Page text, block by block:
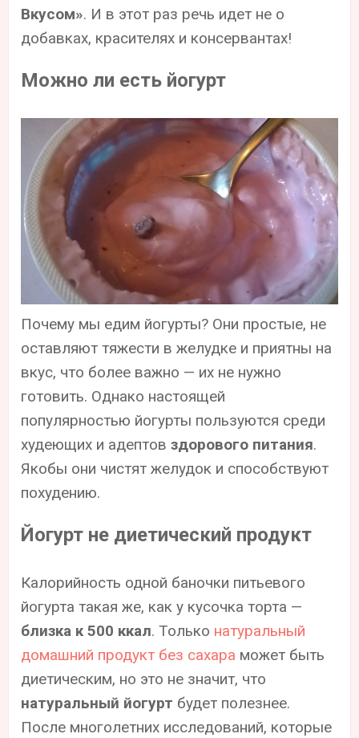
Вкусом». И в этот раз речь идет не о
добавках, красителях и консервантах!
Можно ли есть йогурт
Почему мы едим йогурты? Они простые, не
оставляют тяжести в желудке и приятны на
вкус, что более важно — их не нужно
готовить. Однако настоящей
популярностью йогурты пользуются среди
худеющих и адептовздорового питания.
Якобы они чистят желудок и способствуют
похудению.
Йогурт не диетический продукт
Калорийность одной баночки питьевого
йогурта такая же, как у кусочка торта —
близка к 500 ккал. Только натуральный
домашний продукт без сахара может быть
диетическим, но это не значит, что
натуральный йогурт будет полезнее.
После многолетних исследований, которые